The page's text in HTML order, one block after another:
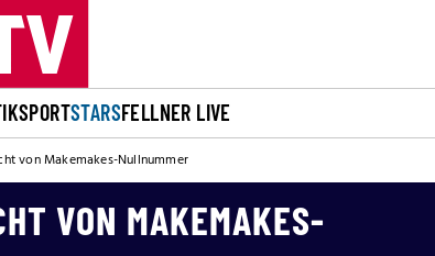
SPORTSTARSFELLNER LIVE
von Makemakes-Nullnummer
VON MAKEMAKES-